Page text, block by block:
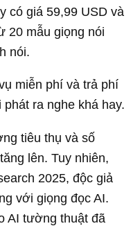
có giá59,99 USD và
20 mẫu giọng nói
nói.
miễn phí và trả phí
ra nghe khá hay.
tiêu thụ và số
lên. Tuy nhiên,
2025, độc giả
với giọng đọc AI.
AI tường thuật đã